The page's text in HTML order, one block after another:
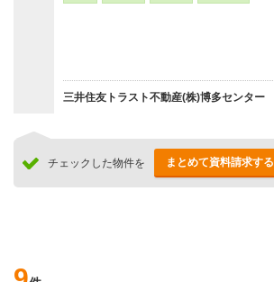
三井住友トラスト不動産(株)博多センター
チェックした物件を まとめて資料請求する